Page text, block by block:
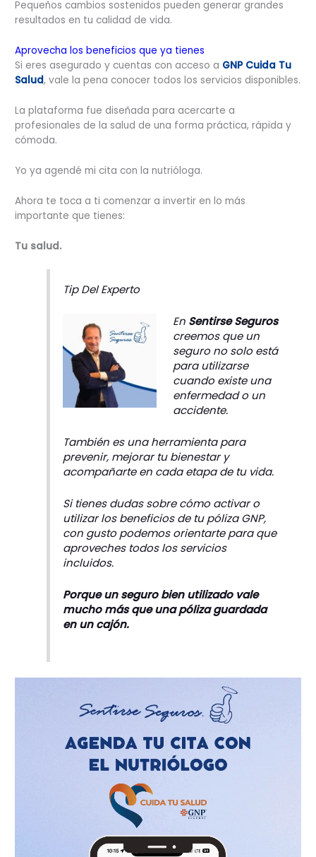
Pequeños cambios sostenidos pueden generar grandes
resultados en tu calidad de vida.
Aprovecha los beneficios que ya tienes
Si eres asegurado y cuentas con acceso a GNP Cuida Tu
Salud, vale la pena conocer todos los servicios disponibles.
La plataforma fue diseñada para acercarte a
profesionales de la salud de una forma práctica, rápida y
cómoda.
Yo ya agendé mi cita con la nutrióloga.
Ahora te toca a ti comenzar a invertir en lo más
importante que tienes:
Tu salud.
Tip Del Experto
En Sentirse Seguros
creemos que un
seguro no solo está
para utilizarse
cuando existe una
enfermedad o un
accidente.
También es una herramienta para
prevenir, mejorar tu bienestar y
acompañarte en cada etapa de tu vida.
Si tienes dudas sobre cómo activar o
utilizar los beneficios de tu póliza GNP,
con gusto podemos orientarte para que
aproveches todos los servicios
incluidos.
Porque un seguro bien utilizado vale
mucho más que una póliza guardada
en un cajón.